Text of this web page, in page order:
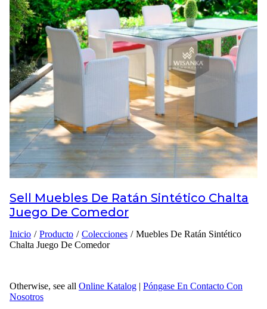
Colecciones
Inspiraciones
Póngase En Contacto
Con Nosotros
Acerca De Nosotros
¿por qué Elegir Nosotros
Proyectos
Preguntas frecuentes
Sell Muebles De Ratán Sintético Chalta
Juego De Comedor
Inicio / Producto / Colecciones / Muebles De Ratán Sintético
Chalta Juego De Comedor
Otherwise, see all Online Katalog | Póngase En Contacto Con
Nosotros